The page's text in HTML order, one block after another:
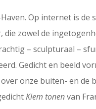
Op internet is de
die zowel de
– sculpturaal –
Gedicht en beeld
onze buiten- en de
Klem tonenvan